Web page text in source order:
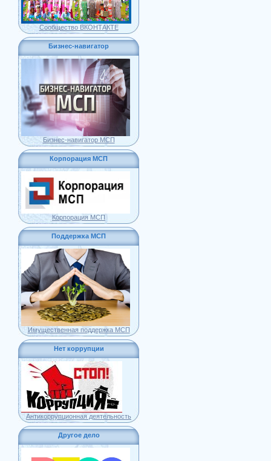
Сообщество ВКОНТАКТЕ
Бизнес-навигатор
Бизнес-навигатор МСП
Корпорация МСП
Корпорация МСП
Поддержка МСП
Имущественная поддержка МСП
Нет коррупции
Антикоррупционная деятельность
Другое дело